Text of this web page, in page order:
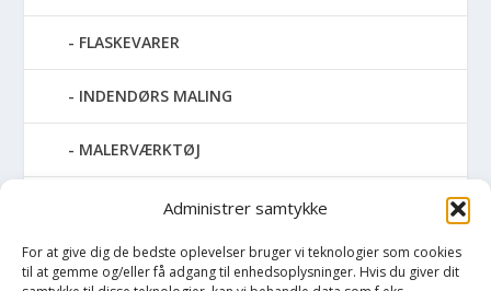
Administrer samtykke
For at give dig de bedste oplevelser bruger vi teknologier som cookies
til at gemme og/eller få adgang til enhedsoplysninger. Hvis du giver dit
FLASKEVARER
INDENDØRS MALING
MALERVÆRKTØJ
RENGØRING
SPRAYMALING